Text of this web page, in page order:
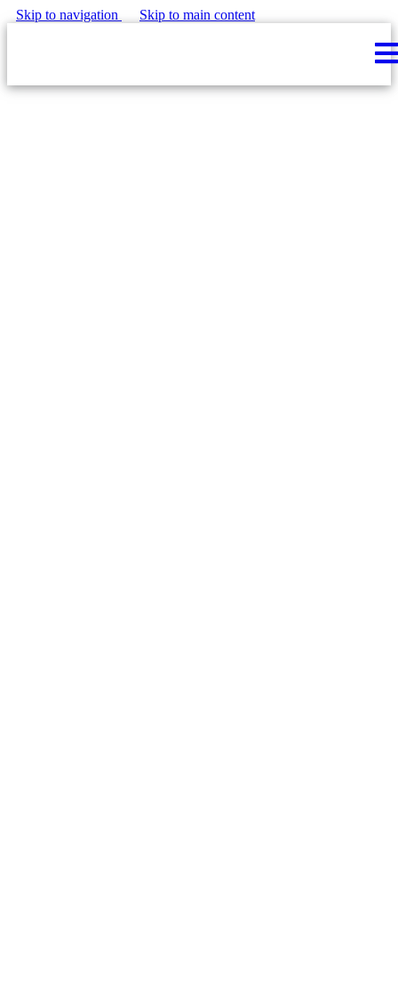
Skip to navigation Skip to main content